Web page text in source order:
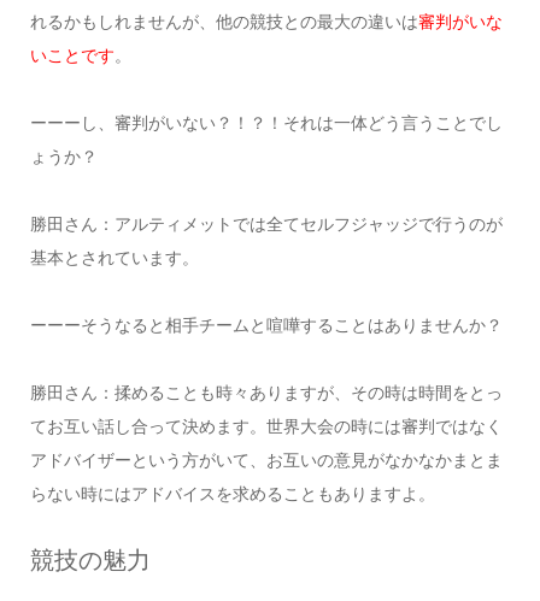
れるかもしれませんが、他の競技との最大の違いは審判がいな
いことです。
ーーーし、審判がいない？！？！それは一体どう言うことでし
ょうか？
勝田さん：アルティメットでは全てセルフジャッジで行うのが
基本とされています。
ーーーそうなると相手チームと喧嘩することはありませんか？
勝田さん：揉めることも時々ありますが、その時は時間をとっ
てお互い話し合って決めます。世界大会の時には審判ではなく
アドバイザーという方がいて、お互いの意見がなかなかまとま
らない時にはアドバイスを求めることもありますよ。
競技の魅力